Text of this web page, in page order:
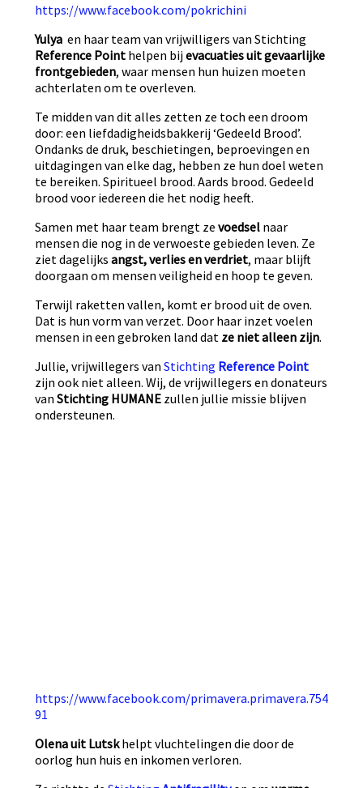
https://www.facebook.com/pokrichini
Yulya en haar team van vrijwilligers van Stichting
Reference Point helpen bijevacuaties uit gevaarlijke
frontgebieden, waar mensen hun huizen moeten
achterlaten om te overleven.
Te midden van dit alles zetten ze toch een droom
door: een liefdadigheidsbakkerij ‘Gedeeld Brood’.
Ondanks de druk, beschietingen, beproevingen en
uitdagingen van elke dag, hebben ze hun doel weten
te bereiken. Spiritueel brood. Aards brood. Gedeeld
brood voor iedereen die het nodig heeft.
Samen met haar team brengt ze voedsel naar
mensen die nog in de verwoeste gebieden leven. Ze
ziet dagelijks angst, verlies en verdriet, maar blijft
doorgaan om mensen veiligheid en hoop te geven.
Terwijl raketten vallen, komt er brood uit de oven.
Dat is hun vorm van verzet. Door haar inzet voelen
mensen in een gebroken land dat ze niet alleen zijn.
Jullie, vrijwillegers van Stichting Reference Point
zijn ook niet alleen. Wij, de vrijwillegers en donateurs
van Stichting HUMANE zullen jullie missie blijven
ondersteunen.
https://www.facebook.com/primavera.primavera.754
91
Olena uit Lutskhelpt vluchtelingen die door de
oorlog hun huis en inkomen verloren.